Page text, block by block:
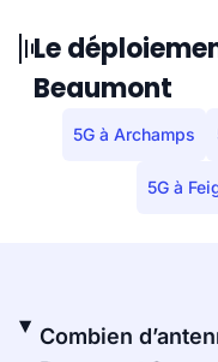
Le
Beaumont
5G à Archamps
5G à
Combien